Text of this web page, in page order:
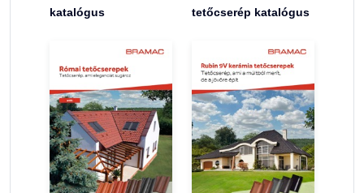
katalógus
tetőcserép katalógus